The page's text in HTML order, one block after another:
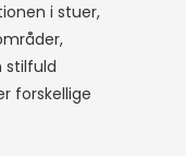
i stuer,
stilfuld
forskellige